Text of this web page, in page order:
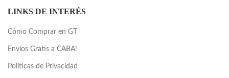
LINKS DE INTERÉS
Cómo Comprar en GT
Envíos Gratis a CABA!
Políticas de Privacidad